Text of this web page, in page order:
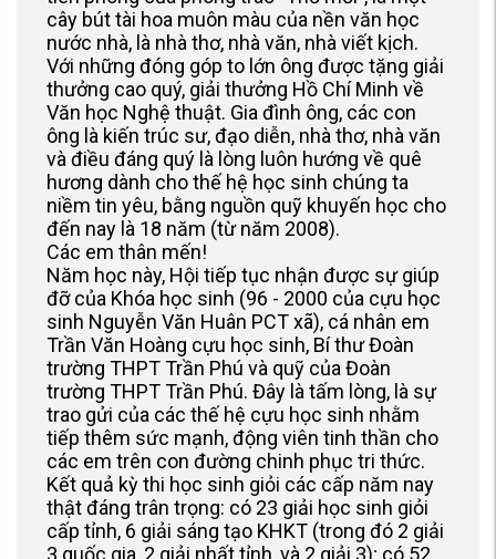
cây bút tài hoa muôn màu của nền văn học
nước nhà, là nhà thơ, nhà văn, nhà viết kịch.
Với những đóng góp to lớn ông được tặng giải
thưởng cao quý, giải thưởng Hồ Chí Minh về
Văn học Nghệ thuật. Gia đình ông, các con
ông là kiến trúc sư, đạo diễn, nhà thơ, nhà văn
và điều đáng quý là lòng luôn hướng về quê
hương dành cho thế hệ học sinh chúng ta
niềm tin yêu, bằng nguồn quỹ khuyến học cho
đến nay là 18 năm (từ năm 2008).
Các em thân mến!
Năm học này, Hội tiếp tục nhận được sự giúp
đỡ của Khóa học sinh (96 - 2000 của cựu học
sinh Nguyễn Văn Huân PCT xã), cá nhân em
Trần Văn Hoàng cựu học sinh, Bí thư Đoàn
trường THPT Trần Phú và quỹ của Đoàn
trường THPT Trần Phú. Đây là tấm lòng, là sự
trao gửi của các thế hệ cựu học sinh nhằm
tiếp thêm sức mạnh, động viên tinh thần cho
các em trên con đường chinh phục tri thức.
Kết quả kỳ thi học sinh giỏi các cấp năm nay
thật đáng trân trọng: có 23 giải học sinh giỏi
cấp tỉnh, 6 giải sáng tạo KHKT (trong đó 2 giải
3 quốc gia, 2 giải nhất tỉnh, và 2 giải 3); có 52